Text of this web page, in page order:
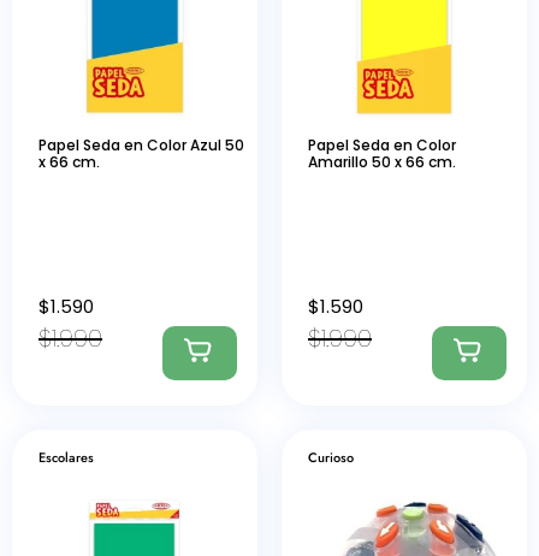
Papel Seda en Color Azul 50
x 66 cm.
$1.990
$1.590
Papel Seda en Color
Amarillo 50 x 66 cm.
$1.990
$1.590
Escolares Curioso